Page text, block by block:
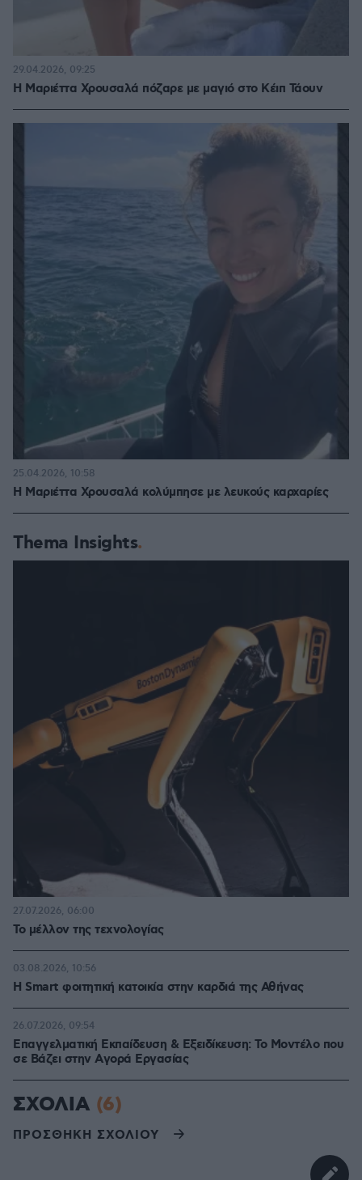
Η Μαριέττα Χρουσαλά πόζαρε με μαγιό στο Κέιπ Τάουν
29.04.2026, 09:25
Η Μαριέττα Χρουσαλά κολύμπησε με λευκούς καρχαρίες
25.04.2026, 10:58
Thema Insights
Το μέλλον της τεχνολογίας
27.07.2026, 06:00
Η Smart φοιτητική κατοικία στην καρδιά της Αθήνας
03.08.2026, 10:56
Επαγγελματική Εκπαίδευση & Εξειδίκευση: Το Mοντέλο που
σε Bάζει στην Aγορά Eργασίας
26.07.2026, 09:54
ΣΧΟΛΙΑ (6)
ΠΡΟΣΘΗΚΗ ΣΧΟΛΙΟΥ